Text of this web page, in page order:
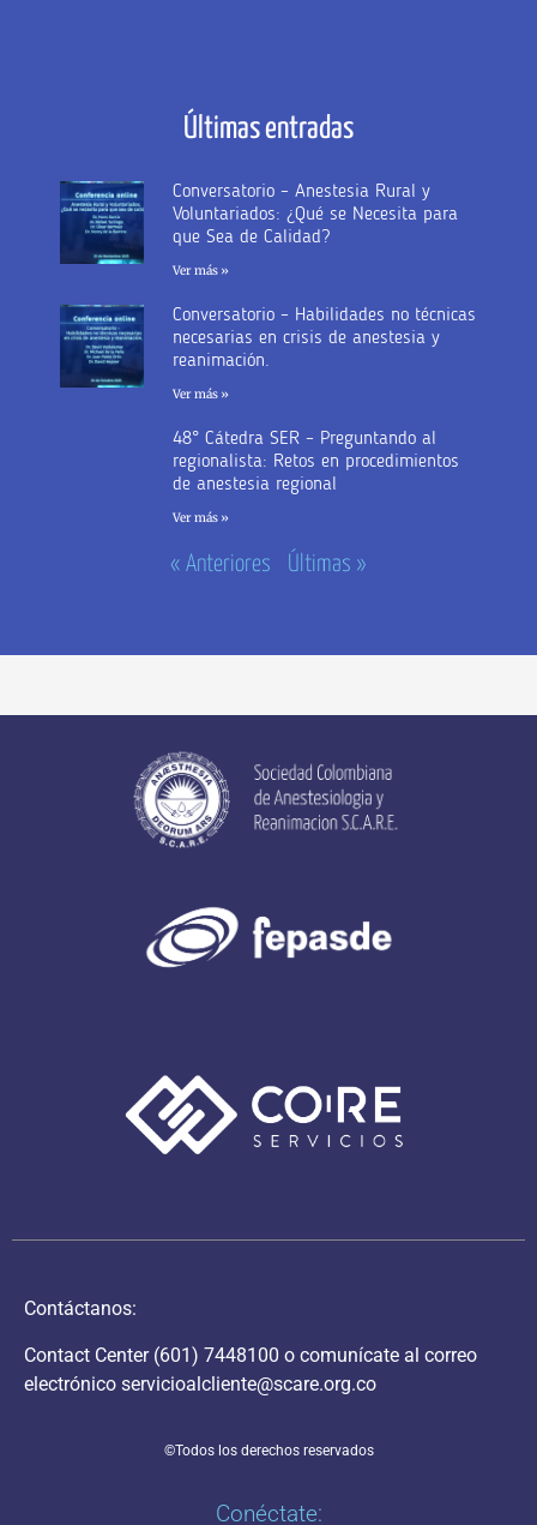
Últimas entradas
Conversatorio – Anestesia Rural y
Voluntariados: ¿Qué se Necesita para
que Sea de Calidad?
Ver más »
Conversatorio – Habilidades no técnicas
necesarias en crisis de anestesia y
reanimación.
Ver más »
48° Cátedra SER – Preguntando al
regionalista: Retos en procedimientos
de anestesia regional
Ver más »
« Anteriores Últimas »
Contáctanos:
Contact Center (601) 7448100 o comunícate al correo
electrónico servicioalcliente@scare.org.co
©Todos los derechos reservados
Conéctate: